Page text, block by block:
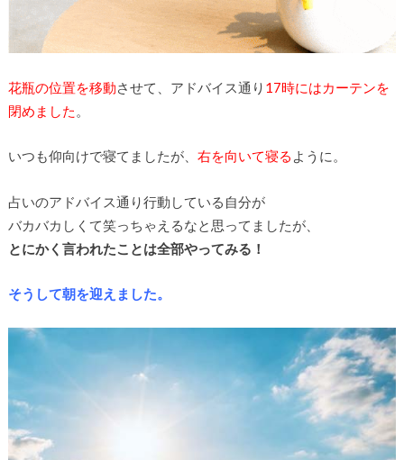
花瓶の位置を移動させて、アドバイス通り 17時にはカーテンを
閉めました
いつも仰向けで寝てましたが、 右を向いて寝る ように。
占いのアドバイス通り行動している自分が
バカバカしくて笑っちゃえるなと思ってましたが、
とにかく言われたことは全部やってみる！
そうして朝を迎えました。